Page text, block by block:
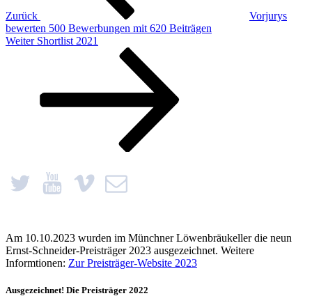
Zurück
Vorjurys
bewerten 500 Bewerbungen mit 620 Beiträgen
Nächster
Weiter Shortlist 2021
Am 10.10.2023 wurden im Münchner Löwenbräukeller die neun
Ernst-Schneider-Preisträger 2023 ausgezeichnet. Weitere
Informtionen: Zur Preisträger-Website 2023
Ausgezeichnet! Die Preisträger 2022